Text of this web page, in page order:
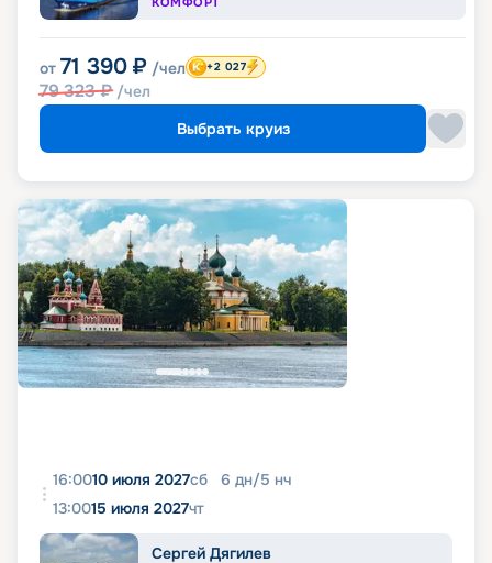
от 71 390 ₽ /чел
79 323₽ /чел
+2 027
Выбрать круиз
16:0010 июля 2027сб 6 дн/5 нч
13:0015 июля 2027чт
Сергей Дягилев